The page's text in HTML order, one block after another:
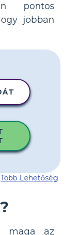
pontos
jobban
Több Lehetőség
maga az